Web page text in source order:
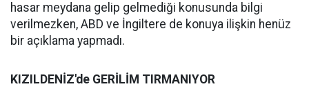
hasar meydana gelip gelmediği konusunda bilgi
verilmezken, ABD ve İngiltere de konuya ilişkin henüz
bir açıklama yapmadı.
KIZILDENİZ'de GERİLİM TIRMANIYOR